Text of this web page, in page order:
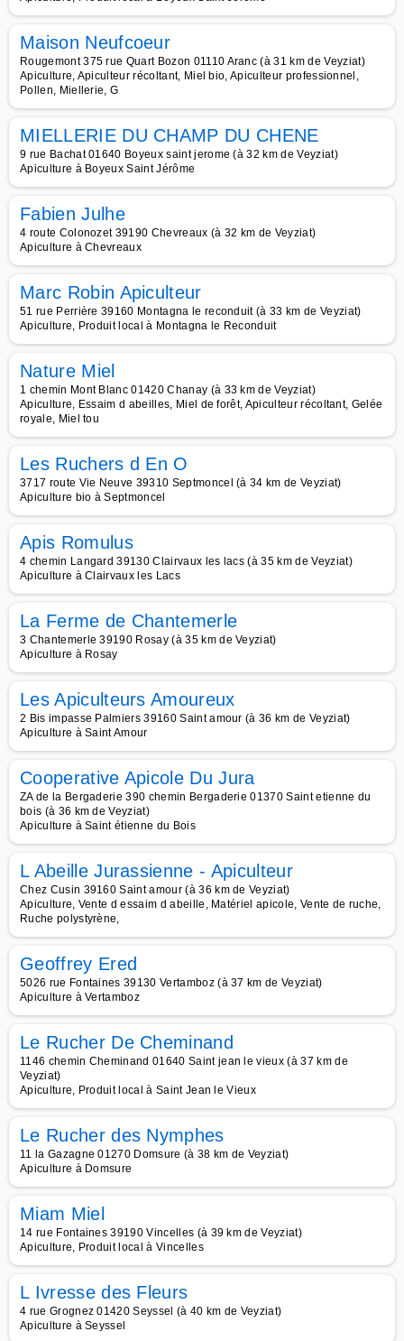
Maison Neufcoeur
Rougemont 375 rue Quart Bozon 01110 Aranc (à 31 km de Veyziat)
Apiculture, Apiculteur récoltant, Miel bio, Apiculteur professionnel,
Pollen, Miellerie, G
MIELLERIE DU CHAMP DU CHENE
9 rue Bachat 01640 Boyeux saint jerome (à 32 km de Veyziat)
Apiculture à Boyeux Saint Jérôme
Fabien Julhe
4 route Colonozet 39190 Chevreaux (à 32 km de Veyziat)
Apiculture à Chevreaux
Marc Robin Apiculteur
51 rue Perrière 39160 Montagna le reconduit (à 33 km de Veyziat)
Apiculture, Produit local à Montagna le Reconduit
Nature Miel
1 chemin Mont Blanc 01420 Chanay (à 33 km de Veyziat)
Apiculture, Essaim d abeilles, Miel de forêt, Apiculteur récoltant, Gelée
royale, Miel tou
Les Ruchers d En O
3717 route Vie Neuve 39310 Septmoncel (à 34 km de Veyziat)
Apiculture bio à Septmoncel
Apis Romulus
4 chemin Langard 39130 Clairvaux les lacs (à 35 km de Veyziat)
Apiculture à Clairvaux les Lacs
La Ferme de Chantemerle
3 Chantemerle 39190 Rosay (à 35 km de Veyziat)
Apiculture à Rosay
Les Apiculteurs Amoureux
2 Bis impasse Palmiers 39160 Saint amour (à 36 km de Veyziat)
Apiculture à Saint Amour
Cooperative Apicole Du Jura
ZA de la Bergaderie 390 chemin Bergaderie 01370 Saint etienne du
bois (à 36 km de Veyziat)
Apiculture à Saint étienne du Bois
L Abeille Jurassienne - Apiculteur
Chez Cusin 39160 Saint amour (à 36 km de Veyziat)
Apiculture, Vente d essaim d abeille, Matériel apicole, Vente de ruche,
Ruche polystyrène,
Geoffrey Ered
5026 rue Fontaines 39130 Vertamboz (à 37 km de Veyziat)
Apiculture à Vertamboz
Le Rucher De Cheminand
1146 chemin Cheminand 01640 Saint jean le vieux (à 37 km de
Veyziat)
Apiculture, Produit local à Saint Jean le Vieux
Le Rucher des Nymphes
11 la Gazagne 01270 Domsure (à 38 km de Veyziat)
Apiculture à Domsure
Miam Miel
14 rue Fontaines 39190 Vincelles (à 39 km de Veyziat)
Apiculture, Produit local à Vincelles
L Ivresse des Fleurs
4 rue Grognez 01420 Seyssel (à 40 km de Veyziat)
Apiculture à Seyssel